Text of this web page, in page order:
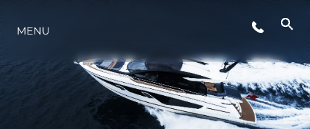
LIFESTYLE
INNOVAZIONE
MENU